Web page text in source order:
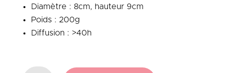
Diamètre : 8cm, hauteur 9cm
Poids : 200g
Diffusion : >40h